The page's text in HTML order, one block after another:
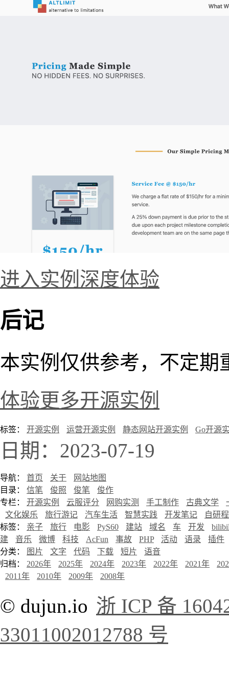
进入实例深度体验
后记
本实例仅供参考，不定期
体验更多开源实例
标签： 开源实例 运营开源实例 静态网站开源实例 Go开源
日期：2023-07-19
导航： 首页 关于
网站地图
目录： 信笔 俊照 俊笔
俊作
专栏： 开源实例 云服评分 网购实测 手工制作 古典文学
文化娱乐
旅行游记 汽车生活 智慧实践 开发笔记
自研
标签： 亲子 旅行 电影 PyS60 建站 域名 车 开发
建
音乐 微博 科技 AcFun 事故 PHP 活动 语录
插件
分类：
图片 文字 代码 下载 短片
语音
归档： 2026年 2025年 2024年 2023年 2022年 2021年
2011年
2010年 2009年 2008年
© dujun.io 浙 ICP 备
33011002012788 号